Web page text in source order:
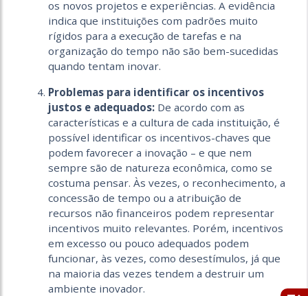
os novos projetos e experiências. A evidência
indica que instituições com padrões muito
rígidos para a execução de tarefas e na
organização do tempo não são bem-sucedidas
quando tentam inovar.
Problemas para identificar os incentivos
justos e adequados: De acordo com as
características e a cultura de cada instituição, é
possível identificar os incentivos-chaves que
podem favorecer a inovação – e que nem
sempre são de natureza econômica, como se
costuma pensar. Às vezes, o reconhecimento, a
concessão de tempo ou a atribuição de
recursos não financeiros podem representar
incentivos muito relevantes. Porém, incentivos
em excesso ou pouco adequados podem
funcionar, às vezes, como desestímulos, já que
na maioria das vezes tendem a destruir um
ambiente inovador.